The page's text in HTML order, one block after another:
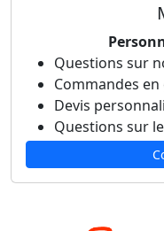
Questions sur
Commandes
Devis
Questions sur